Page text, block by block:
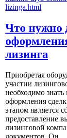
Что нужно
лизинга
Приобретая
участии
необходимо знать
оформления
этапом является
предоставление
лизинговой
документов. Он ...